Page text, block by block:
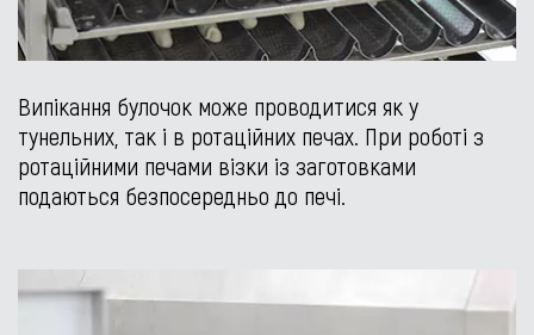
Випікання булочок може проводитися як у
тунельних, так і в ротаційних печах. При роботі з
ротаційними печами візки із заготовками
подаються безпосередньо до печі.